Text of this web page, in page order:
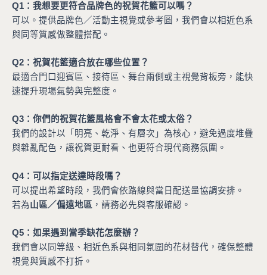
Q1：我想要更符合品牌色的祝賀花籃可以嗎？
可以。提供品牌色／活動主視覺或參考圖，我們會以相近色系
與同等質感做整體搭配。
Q2：祝賀花籃適合放在哪些位置？
最適合門口迎賓區、接待區、舞台兩側或主視覺背板旁，能快
速提升現場氣勢與完整度。
Q3：你們的祝賀花籃風格會不會太花或太俗？
我們的設計以「明亮、乾淨、有層次」為核心，避免過度堆疊
與雜亂配色，讓祝賀更耐看、也更符合現代商務氛圍。
Q4：可以指定送達時段嗎？
可以提出希望時段，我們會依路線與當日配送量協調安排。
若為山區／偏遠地區 ，請務必先與客服確認。
Q5：如果遇到當季缺花怎麼辦？
我們會以同等級、相近色系與相同氛圍的花材替代，確保整體
視覺與質感不打折。